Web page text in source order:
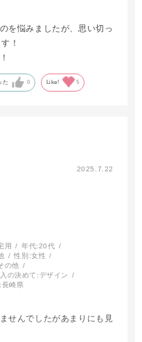
を悩みましたが、思い切っ
！
た 0 Like! 5
2025.7.22
用 年代:20代
性別:女性
の他
の決めて: デザイン
長崎県
せんでしたがあまりにも見